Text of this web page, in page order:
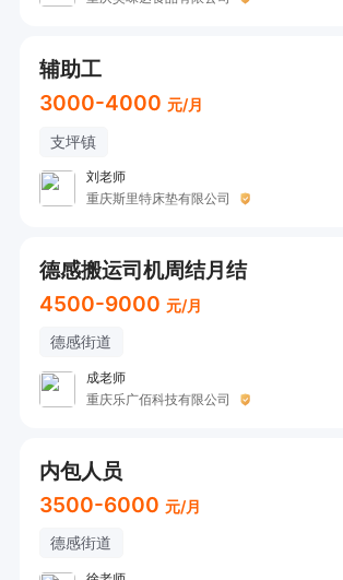
辅助工
3000-4000 元/月
支坪镇
刘老师
重庆斯里特床垫有限公司
德感搬运司机周结月结
4500-9000 元/月
德感街道
成老师
重庆乐广佰科技有限公司
内包人员
3500-6000 元/月
德感街道